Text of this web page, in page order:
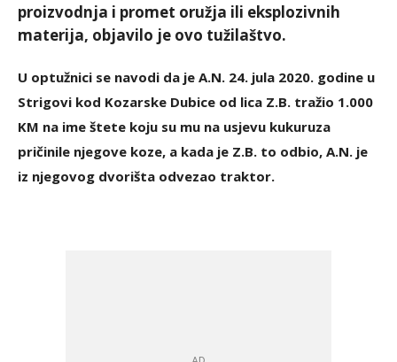
proizvodnja i promet oružja ili eksplozivnih
materija, objavilo je ovo tužilaštvo.
U optužnici se navodi da je A.N. 24. jula 2020. godine u
Strigovi kod Kozarske Dubice od lica Z.B. tražio 1.000
KM na ime štete koju su mu na usjevu kukuruza
pričinile njegove koze, a kada je Z.B. to odbio, A.N. je
iz njegovog dvorišta odvezao traktor.